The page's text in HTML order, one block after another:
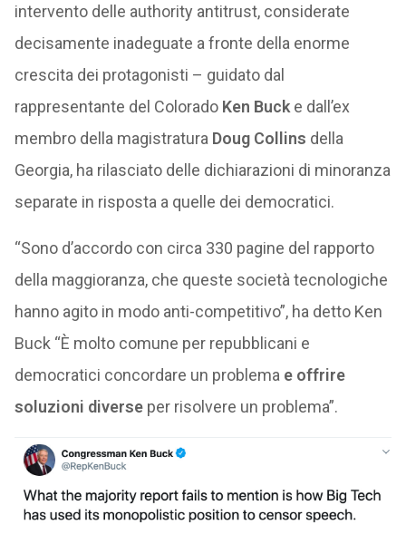
intervento delle authority antitrust, considerate
decisamente inadeguate a fronte della enorme
crescita dei protagonisti – guidato dal
rappresentante del Colorado Ken Buck e dall’ex
membro della magistratura Doug Collins della
Georgia, ha rilasciato delle dichiarazioni di minoranza
separate in risposta a quelle dei democratici.
“Sono d’accordo con circa 330 pagine del rapporto
della maggioranza, che queste società tecnologiche
hanno agito in modo anti-competitivo”, ha detto Ken
Buck “È molto comune per repubblicani e
democratici concordare un problema e offrire
soluzioni diverseper risolvere un problema”.